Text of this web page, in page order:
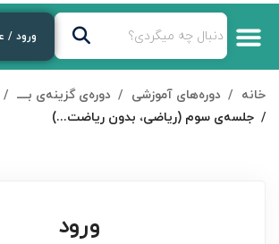
ورود /
خانه دوره‌های آموزشی دوره‌ی گزینه‌ی بــــ
جلسه‌ی سوم (ریاضی، بدون ریاضت...)
ورود